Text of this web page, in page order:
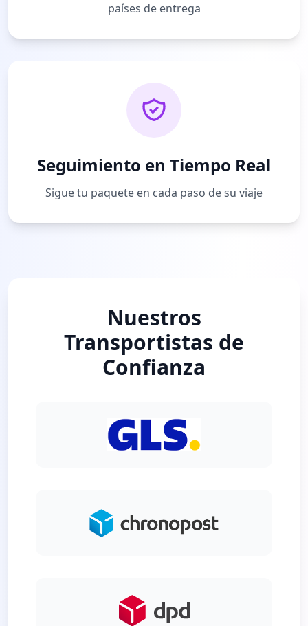
países de entrega
Seguimiento en Tiempo Real
Sigue tu paquete en cada paso de su viaje
Nuestros
Transportistas de
Confianza